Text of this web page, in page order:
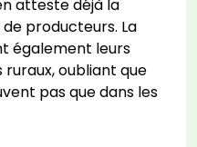
atteste déjà la
producteurs. La
également leurs
oubliant que
pas que dans les